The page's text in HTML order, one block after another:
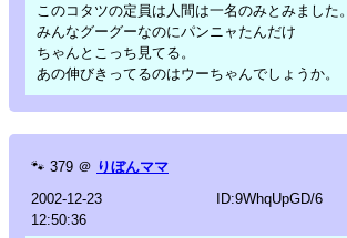
このコタツの定員は人間は一名のみとみました。
みんなグーグーなのにパンニャたんだけ
ちゃんとこっち見てる。
あの伸びきってるのはウーちゃんでしょうか。
🐾 379 ＠ りぼんママ
2002-12-23
12:50:36
ID:9WhqUpGD/6